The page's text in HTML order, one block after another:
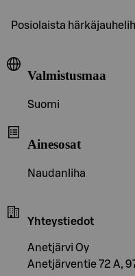
Posiolaista
Valmistusmaa
Suomi
Ainesosat
Naudanliha
Yhteystiedot
Anetjärvi Oy
Anetjärventie 72 A,